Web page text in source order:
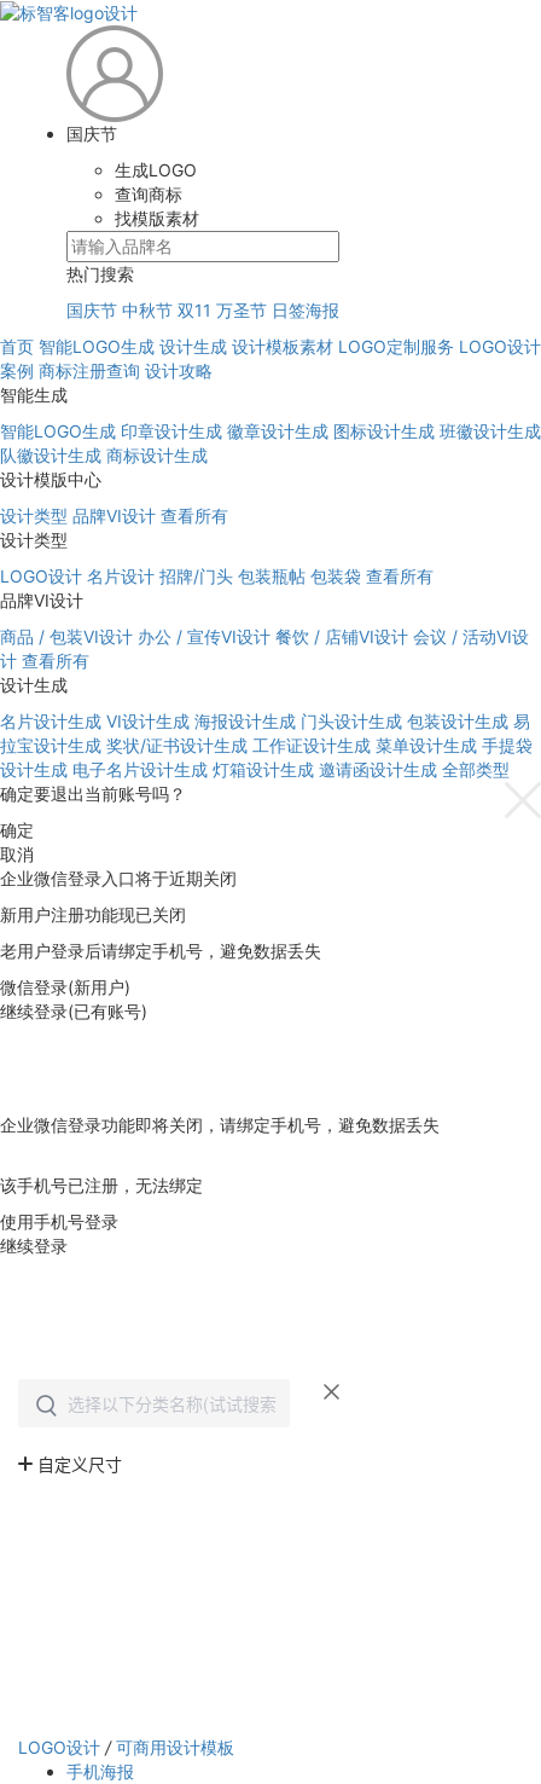
国庆节
生成LOGO
查询商标
找模版素材
热门搜索
国庆节 中秋节 双11 万圣节 日签海报
首页 智能LOGO生成 设计生成 设计模板素材 LOGO定制服务 LOGO设计
案例 商标注册查询 设计攻略
智能生成
智能LOGO生成 印章设计生成 徽章设计生成 图标设计生成 班徽设计生成
队徽设计生成 商标设计生成
设计模版中心
设计类型 品牌VI设计 查看所有
设计类型
LOGO设计 名片设计 招牌/门头 包装瓶帖 包装袋 查看所有
品牌VI设计
商品 / 包装VI设计 办公 / 宣传VI设计 餐饮 / 店铺VI设计 会议 / 活动VI设
计 查看所有
设计生成
名片设计生成 VI设计生成 海报设计生成 门头设计生成 包装设计生成 易
拉宝设计生成 奖状/证书设计生成 工作证设计生成 菜单设计生成 手提袋
设计生成 电子名片设计生成 灯箱设计生成 邀请函设计生成 全部类型
确定要退出当前账号吗？
确定
取消
企业微信登录入口将于近期关闭
新用户注册功能现已关闭
老用户登录后请绑定手机号，避免数据丢失
微信登录(新用户)
继续登录(已有账号)
企业微信登录功能即将关闭，请绑定手机号，避免数据丢失
该手机号已注册，无法绑定
使用手机号登录
继续登录
LOGO设计 / 可商用设计模板
手机海报